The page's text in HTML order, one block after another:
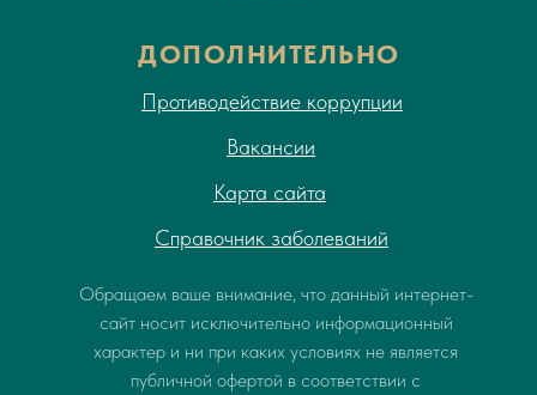
ДОПОЛНИТЕЛЬНО
Вакансии
Карта сайта
Справочник заболеваний
Противодействие коррупции
Обращаем ваше внимание, что данный интернет-
сайт носит исключительно информационный
характер и ни при каких условиях не является
публичной офертой в соответствии с